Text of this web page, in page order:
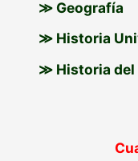
≫ Geografía
≫ Historia
≫ Historia del